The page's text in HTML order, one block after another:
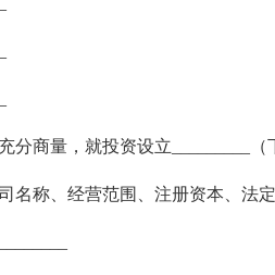
分商量，就投资设立_________
名称、经营范围、注册资本、法